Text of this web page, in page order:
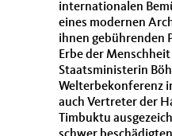
internationalen
eines modernen
ihnen gebührenden
Erbe der
Staatsministerin
Welterbekonferenz
auch Vertreter der
Timbuktu